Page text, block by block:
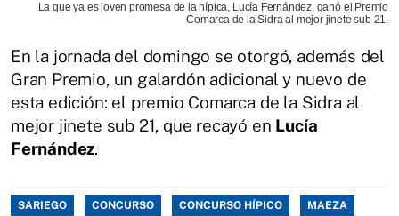
La que ya es joven promesa de la hípica, Lucía Fernández, ganó el Premio
Comarca de la Sidra al mejor jinete sub 21.
En la jornada del domingo se otorgó, además del
Gran Premio, un galardón adicional y nuevo de
esta edición: el premio Comarca de la Sidra al
mejor jinete sub 21, que recayó en Lucía
Fernández.
SARIEGO CONCURSO CONCURSO HÍPICO MAEZA